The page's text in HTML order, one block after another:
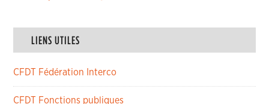
LIENS UTILES
CFDT Fédération Interco
CFDT Fonctions publiques